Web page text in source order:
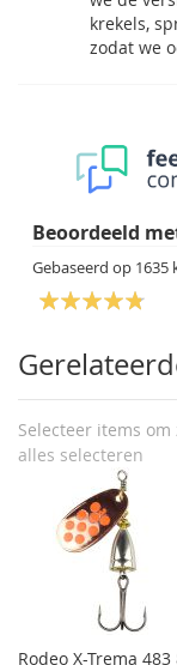
krekels,
zodat we
Beoordeeld
Gebaseerd op 1635
Selecteer items
alles selecteren
Rodeo X-Trema